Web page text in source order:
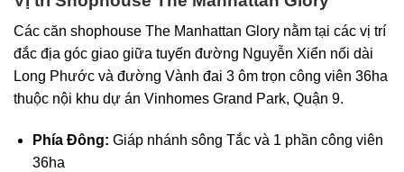
Các căn shophouse The Manhattan Glory nằm tại các vị trí
đắc địa góc giao giữa tuyến đường Nguyễn Xiển nối dài
Long Phước và đường Vành đai 3 ôm trọn công viên 36ha
thuộc nội khu dự án Vinhomes Grand Park, Quận 9.
Phía Đông: Giáp nhánh sông Tắc và 1 phần công viên
36ha